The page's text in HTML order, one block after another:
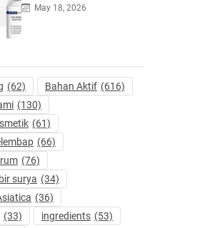
May 18, 2026
(62) Bahan Aktif (616)
(130)
(61)
(66)
(76)
surya (34)
(36)
(33) ingredients (53)